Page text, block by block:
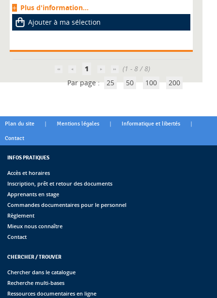
Plus d'information...
Ajouter à ma sélection
1
(1 - 8 / 8)
Par page : 25 50 100 200
Plan du site | Mentions légales | Informatique et libertés |
Contact
INFOS PRATIQUES
Accès et horaires
Inscription, prêt et retour des documents
Apprenants en stage
Commandes documentaires pour le personnel
Règlement
Mieux nous connaître
Contact
CHERCHER / TROUVER
Chercher dans le catalogue
Recherche multi-bases
Ressources documentaires en ligne